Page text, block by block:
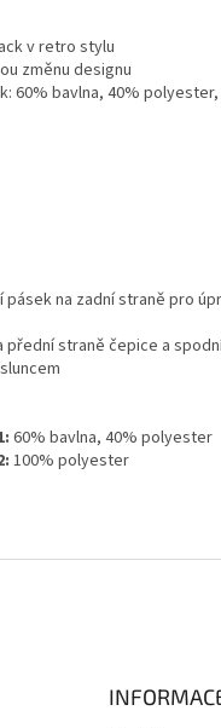
v retro stylu
změnu designu
60% bavlna, 40%
na zadní straně pro
přední straně čepice a
60% bavlna, 40% polyester
100% polyester